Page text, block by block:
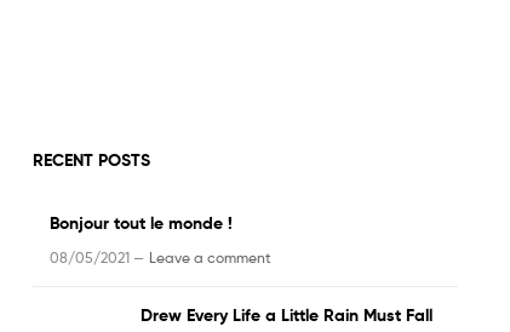
RECENT POSTS
Bonjour tout le monde !
08/05/2021 — Leave a comment
Drew Every Life a Little Rain Must Fall